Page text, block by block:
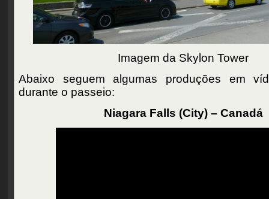
Imagem da Skylon Tower
Abaixo seguem algumas produções em
durante o passeio:
Niagara Falls (City) – Canadá